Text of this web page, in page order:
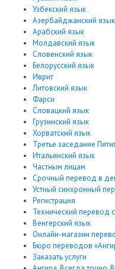
Узбекский язык
Азербайджанский язык
Арабский язык
Молдавский язык
Словенский язык
Белорусский язык
Иврит
Литовский язык
Фарси
Словацкий язык
Грузинский язык
Хорватский язык
Третье заседание
Итальянский язык
Частным лицам
Срочный перевод в
Устный синхронный
Регистрация
Технический перевод
Венгерский язык
Онлайн-магазин
Бюро переводов
Заказать услуги